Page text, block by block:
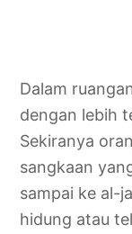
Dalam
dengan lebih
Sekiranya
sangkaan
sampai ke al-
hidung atau